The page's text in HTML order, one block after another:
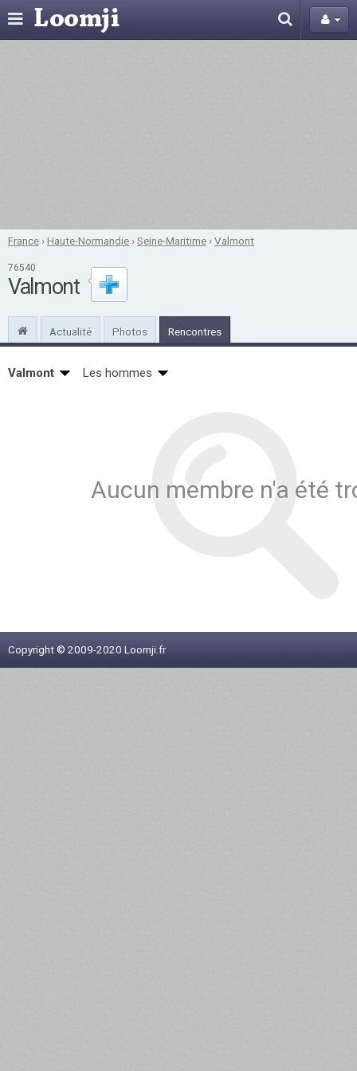
France ›Haute-Normandie ›Seine-Maritime ›Valmont
76540
Valmont
Actualité Photos Rencontres
Valmont Les hommes
Aucun membre n'a été
Copyright © 2009-2020 Loomji.fr